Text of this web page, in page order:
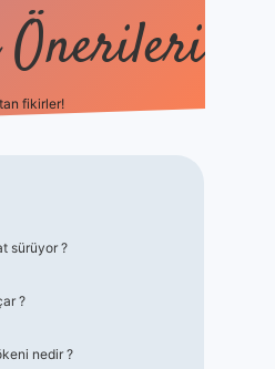
fikirler!
sürüyor ?
?
nedir ?